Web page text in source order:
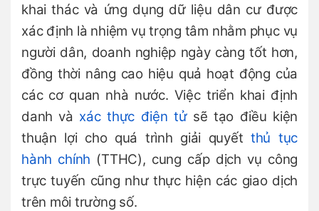
khai thác và ứng dụng dữ liệu dân cư được
xác định là nhiệm vụ trọng tâm nhằm phục vụ
người dân, doanh nghiệp ngày càng tốt hơn,
đồng thời nâng cao hiệu quả hoạt động của
các cơ quan nhà nước. Việc triển khai định
danh và xác thực điện tửsẽ tạo điều kiện
thuận lợi cho quá trình giải quyết thủ tục
hành chính (TTHC), cung cấp dịch vụ công
trực tuyến cũng như thực hiện các giao dịch
trên môi trường số.